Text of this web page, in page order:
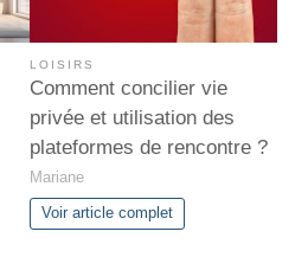
LOISIRS
Comment concilier vie
privée et utilisation des
plateformes de rencontre ?
Mariane
Voir article complet